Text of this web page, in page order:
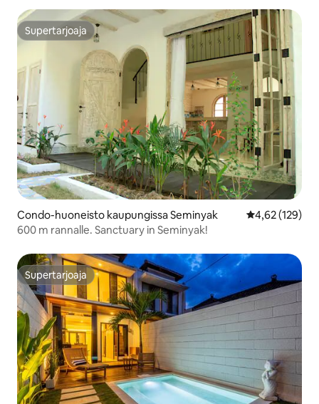
Supertarjoaja
Supertarjoaja
Condo-huoneisto kaupungissa Seminyak
4,62 (129)
600 m rannalle. Sanctuary in Seminyak!
Supertarjoaja
Supertarjoaja